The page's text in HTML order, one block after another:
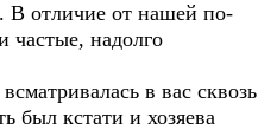
В отличие от нашей по-
частые, надолго
в вас сквозь
был кстати и хозяева